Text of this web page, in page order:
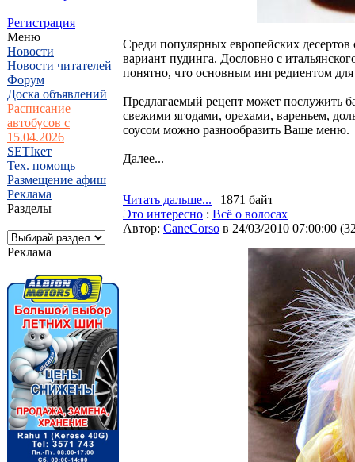
Регистрация
Меню
Новости
Новости читателей
Форум
Доска объявлений
Расписание
автобусов с
15.04.2026
SETIкет
Тех. помощь
Размещение афиш
Реклама
Разделы
Реклама
Среди популярных европейских
вариант пудинга. Дословно с
понятно, что основным ингредиентом
Предлагаемый рецепт может послужить
свежими ягодами, орехами, вареньем,
соусом можно разнообразить Ваше меню.
Далее...
Читать дальше... | 1871 байт
Это интересно : Всё о волосах
Автор: CaneCorso в 24/03/2010 07:00:00 (